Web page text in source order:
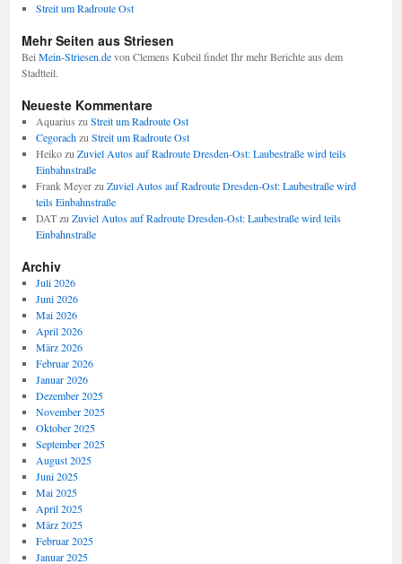
Streit um Radroute Ost
Mehr Seiten aus Striesen
Bei Mein-Striesen.devon Clemens Kubeil findet Ihr mehr Berichte aus dem
Stadtteil.
Neueste Kommentare
Aquarius zu Streit um Radroute Ost
Cegorachzu Streit um Radroute Ost
Heikozu Zuviel Autos auf Radroute Dresden-Ost: Laubestraße wird teils
Einbahnstraße
Frank Meyerzu Zuviel Autos auf Radroute Dresden-Ost: Laubestraße wird
teils Einbahnstraße
DATzu Zuviel Autos auf Radroute Dresden-Ost: Laubestraße wird teils
Einbahnstraße
Archiv
Juli 2026
Juni 2026
Mai 2026
April 2026
März 2026
Februar 2026
Januar 2026
Dezember 2025
November 2025
Oktober 2025
September 2025
August 2025
Juni 2025
Mai 2025
April 2025
März 2025
Februar 2025
Januar 2025